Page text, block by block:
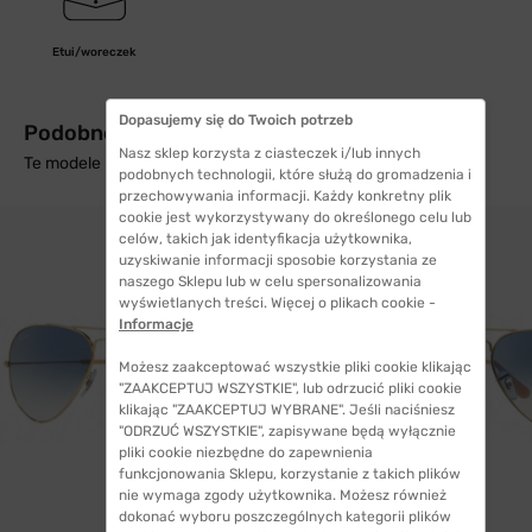
Etui/woreczek
Podobne produkty z wysyłką w 24h
Te modele mogą Cię zainteresować
Dopasujemy się do Twoich potrzeb
Nasz sklep korzysta z ciasteczek i/lub innych
podobnych technologii, które służą do gromadzenia i
przechowywania informacji. Każdy konkretny plik
cookie jest wykorzystywany do określonego celu lub
celów, takich jak identyfikacja użytkownika,
uzyskiwanie informacji sposobie korzystania ze
naszego Sklepu lub w celu spersonalizowania
wyświetlanych treści. Więcej o plikach cookie -
Informacje
Możesz zaakceptować wszystkie pliki cookie klikając
"ZAAKCEPTUJ WSZYSTKIE", lub odrzucić pliki cookie
klikając "ZAAKCEPTUJ WYBRANE". Jeśli naciśniesz
"ODRZUĆ WSZYSTKIE", zapisywane będą wyłącznie
pliki cookie niezbędne do zapewnienia
funkcjonowania Sklepu, korzystanie z takich plików
nie wymaga zgody użytkownika. Możesz również
dokonać wyboru poszczególnych kategorii plików